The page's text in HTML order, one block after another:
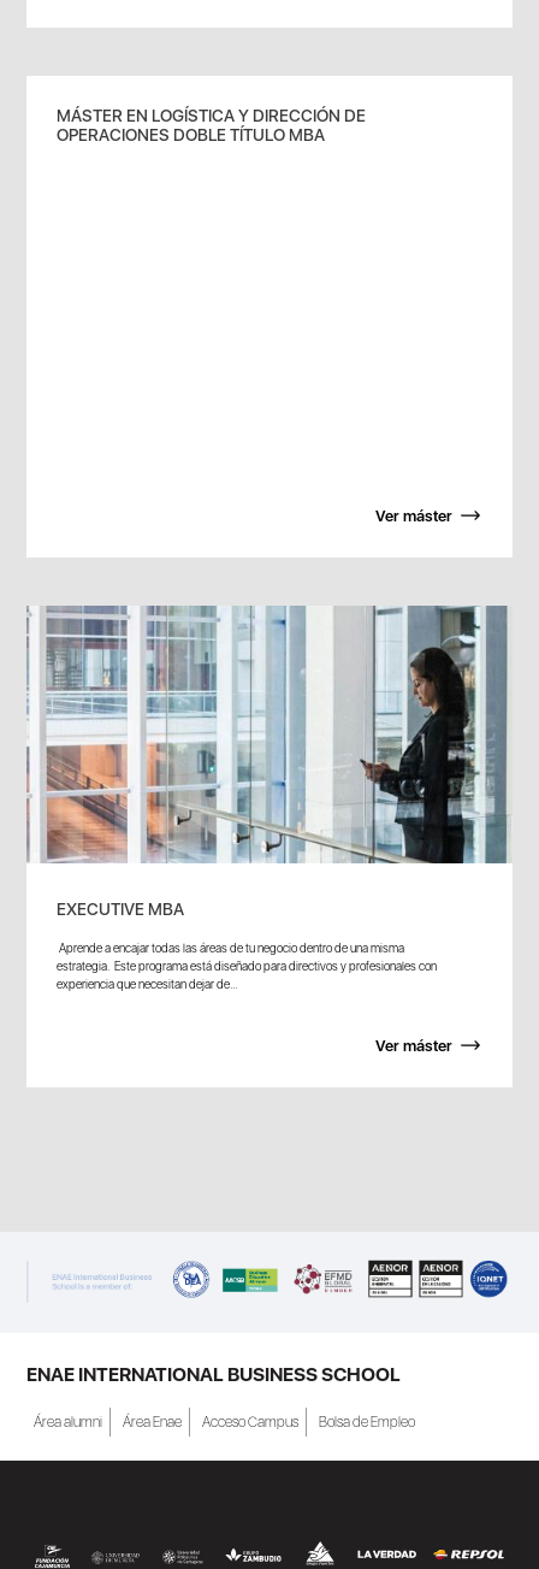
MÁSTER EN LOGÍSTICA Y DIRECCIÓN DE
OPERACIONES DOBLE TÍTULO MBA
Ver máster
EXECUTIVE MBA
Aprende a encajar todas las áreas de tu negocio dentro de una misma
estrategia. Este programa está diseñado para directivos y profesionales con
experiencia que necesitan dejar de...
Ver máster
ENAE INTERNATIONAL BUSINESS SCHOOL
Área alumni Área Enae Acceso Campus Bolsa de Empleo